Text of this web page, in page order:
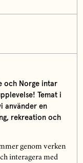
och Norge intar
Temat i
använder en
rekreation och
genom verken
interagera med